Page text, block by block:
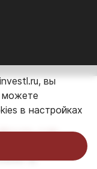
в
вы
можете
в настройках